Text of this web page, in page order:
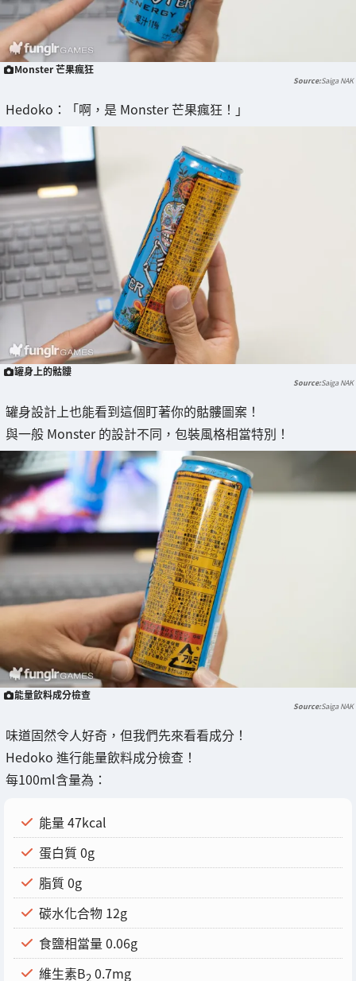
Monster 芒果瘋狂
Saiga NAK
Hedoko：「啊，是 Monster 芒果瘋狂！」
罐身上的骷髏
Saiga NAK
罐身設計上也能看到這個盯著你的骷髏圖案！
與一般 Monster 的設計不同，包裝風格相當特別！
能量飲料成分檢查
Saiga NAK
味道固然令人好奇，但我們先來看看成分！
Hedoko 進行能量飲料成分檢查！
每100ml含量為：
能量 47kcal
蛋白質 0g
脂質 0g
碳水化合物 12g
食鹽相當量 0.06g
維生素B2 0.7mg